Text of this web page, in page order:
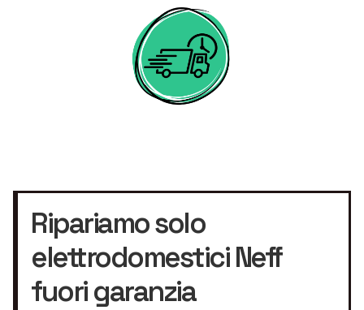
Ripariamo solo
elettrodomestici Neff
fuori garanzia